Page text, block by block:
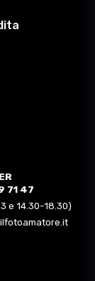
71 47
e 14.30-18.30)